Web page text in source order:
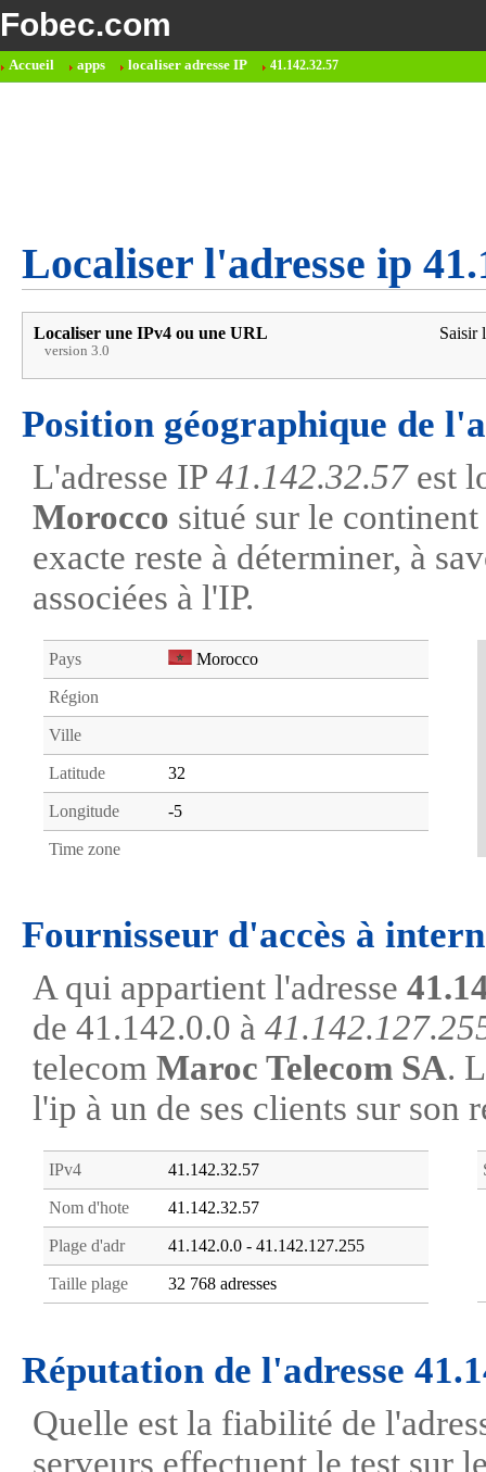
Fobec.com
Accueil apps localiser adresse IP 41.142.32.57
Localiser l'adresse ip
Localiser une IPv4 ou une URL
version 3.0
Saisir
Position géographique de
L'adresse IP 41.142.32.57est
Morocco situé sur le
exacte reste à déterminer, à
associées à l'IP.
Pays Morocco
Région
Ville
Latitude 32
Longitude -5
Time zone
Fournisseur d'accès à
A qui appartient l'adresse
de 41.142.0.0 à
telecom Maroc Telecom SA.
l'ip à un de ses clients sur son
IPv4 41.142.32.57
Nom d'hote 41.142.32.57
Plage d'adr 41.142.0.0 - 41.142.127.255
Taille plage 32 768 adresses
Réputation de l'adresse
Quelle est la fiabilité de
serveurs effectuent le test sur